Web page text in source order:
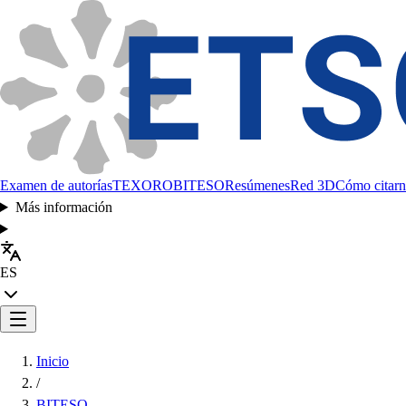
Examen de autoríasTEXOROBITESOResúmenesRed 3DCómo
Más información
ES
Inicio
/